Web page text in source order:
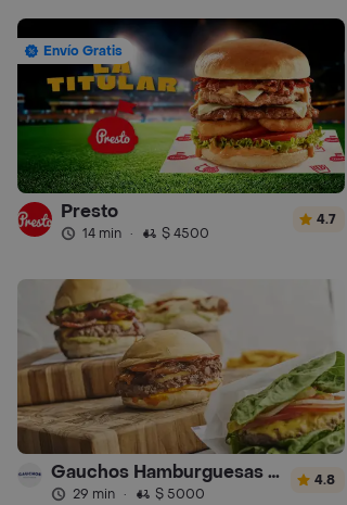
Envío Gratis
Presto
14 min · $ 4500
4.7
Gauchos Hamburguesas y Sánguches
29 min · $ 5000
4.8